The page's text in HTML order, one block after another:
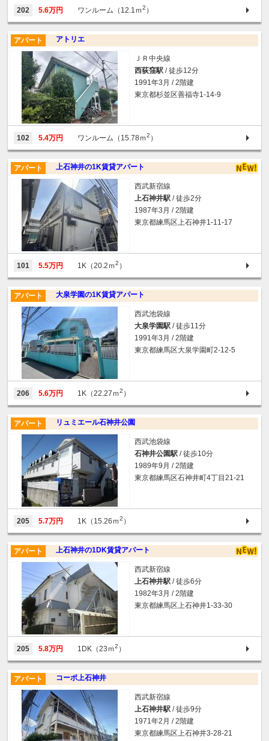
202 5.6万円 ワンルーム（12.1ｍ2 ）
アトリエ
アパート
ＪＲ中央線
西荻窪駅 / 徒歩12分
1991年3月 / 2階建
東京都杉並区善福寺1-14-9
102 5.4万円 ワンルーム（15.78ｍ2 ）
上石神井の1K賃貸アパート
アパート
西武新宿線
上石神井駅 / 徒歩2分
1987年3月 / 2階建
東京都練馬区上石神井1-11-17
101 5.5万円 1K（20.2ｍ2 ）
大泉学園の1K賃貸アパート
アパート
西武池袋線
大泉学園駅 / 徒歩11分
1991年3月 / 2階建
東京都練馬区大泉学園町2-12-5
206 5.6万円 1K（22.27ｍ2 ）
リュミエール石神井公園
アパート
西武池袋線
石神井公園駅 / 徒歩10分
1989年9月 / 2階建
東京都練馬区石神井町4丁目21-21
205 5.7万円 1K（15.26ｍ2 ）
上石神井の1DK賃貸アパート
アパート
西武新宿線
上石神井駅 / 徒歩6分
1982年3月 / 2階建
東京都練馬区上石神井1-33-30
205 5.8万円 1DK（23ｍ2 ）
コーポ上石神井
アパート
西武新宿線
上石神井駅 / 徒歩9分
1971年2月 / 2階建
東京都練馬区上石神井3-28-21